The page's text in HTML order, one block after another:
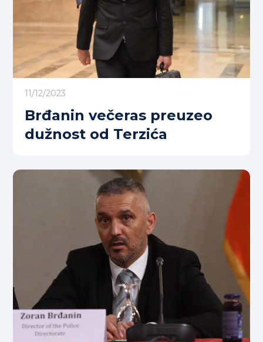
11/12/2023
Brđanin večeras preuzeo
dužnost od Terzića